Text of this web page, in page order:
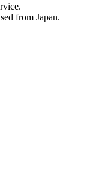
from Japan.